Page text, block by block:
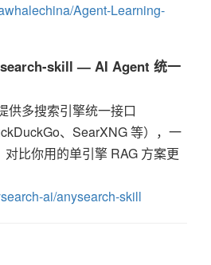
Agent-Learning-
skill — AI Agent 统一
供多搜索引擎统一接口
、SearXNG 等），一
比你用的单引擎 RAG 方案更
ai/anysearch-skill